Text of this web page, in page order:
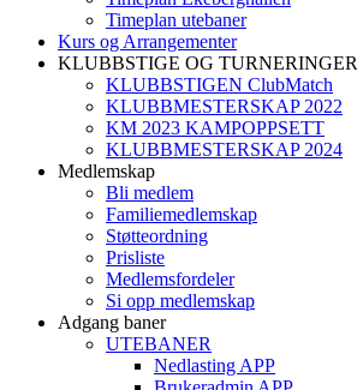
Timeplan utebaner
Kurs og Arrangementer
KLUBBSTIGE OG TURNERINGER
KLUBBSTIGEN ClubMatch
KLUBBMESTERSKAP 2022
KM 2023 KAMPOPPSETT
KLUBBMESTERSKAP 2024
Medlemskap
Bli medlem
Familiemedlemskap
Støtteordning
Prisliste
Medlemsfordeler
Si opp medlemskap
Adgang baner
UTEBANER
Nedlasting APP